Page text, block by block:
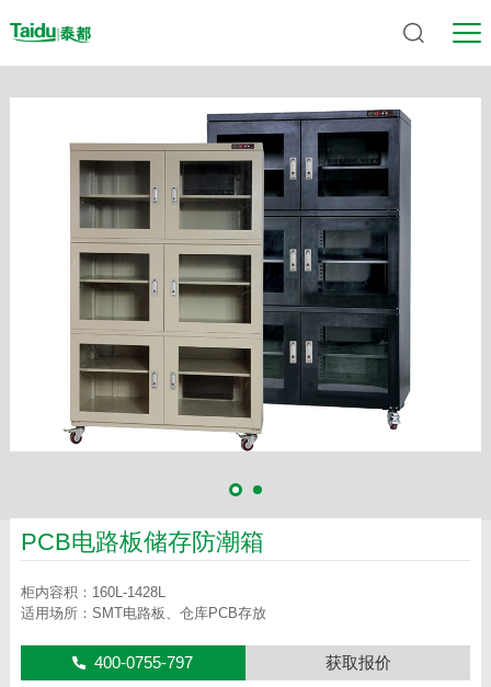
PCB电路板储存防潮箱
柜内容积：160L-1428L
适用场所：SMT电路板、仓库PCB存放
400-0755-797 获取报价